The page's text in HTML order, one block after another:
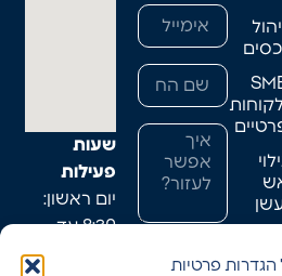
הגדרות פרטיות
שעות
פעילות
יום ראשון:
8:30 עד